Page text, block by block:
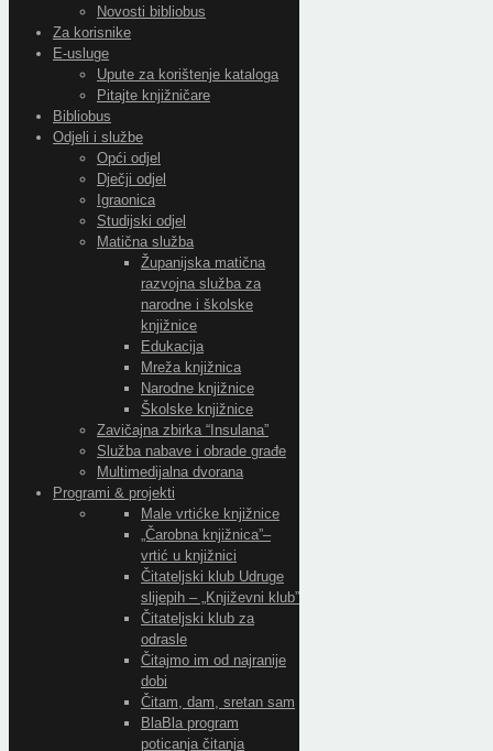
Novosti bibliobus
Za korisnike
E-usluge
Upute za korištenje kataloga
Pitajte knjižničare
Bibliobus
Odjeli i službe
Opći odjel
Dječji odjel
Igraonica
Studijski odjel
Matična služba
Županijska matična
razvojna služba za
narodne i školske
knjižnice
Edukacija
Mreža knjižnica
Narodne knjižnice
Školske knjižnice
Zavičajna zbirka “Insulana”
Služba nabave i obrade građe
Multimedijalna dvorana
Programi & projekti
Male vrtićke knjižnice
„Čarobna knjižnica”–
vrtić u knjižnici
Čitateljski klub Udruge
slijepih – „Književni klub”
Čitateljski klub za
odrasle
Čitajmo im od najranije
dobi
Čitam, dam, sretan sam
BlaBla program
poticanja čitanja